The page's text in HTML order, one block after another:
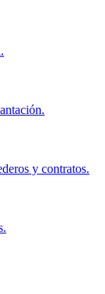
y contratos.